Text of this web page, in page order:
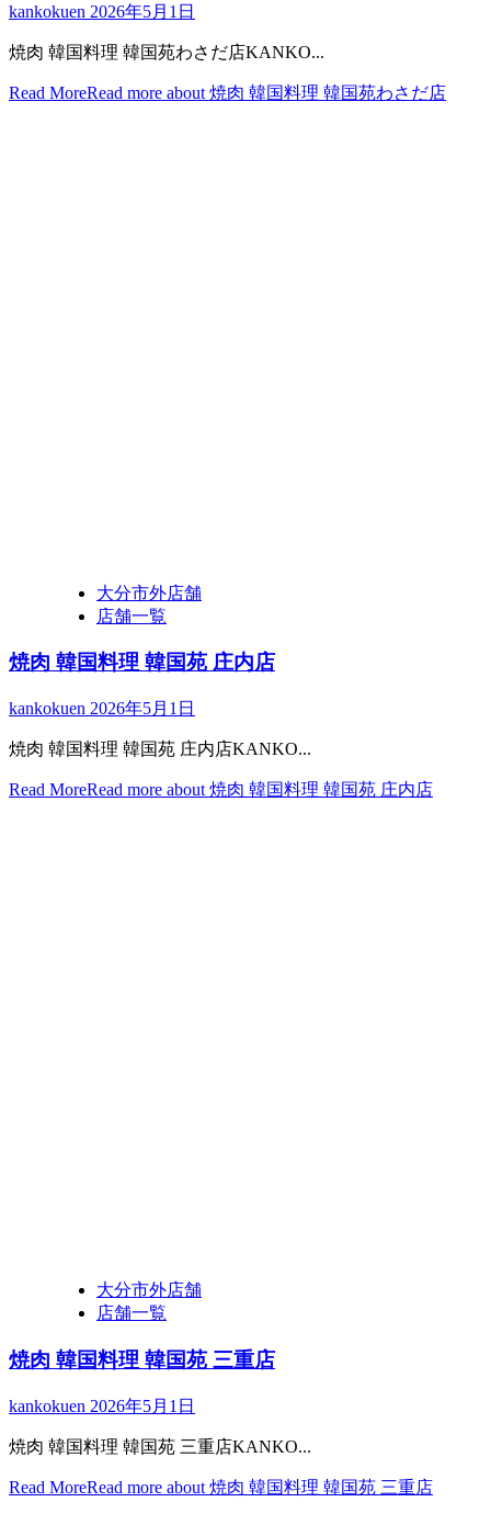
kankokuen 2026年5月1日
焼肉 韓国料理 韓国苑わさだ店KANKO...
Read MoreRead more about 焼肉 韓国料理 韓国苑わさだ店
大分市外店舗
店舗一覧
焼肉 韓国料理 韓国苑 庄内店
kankokuen 2026年5月1日
焼肉 韓国料理 韓国苑 庄内店KANKO...
Read MoreRead more about 焼肉 韓国料理 韓国苑 庄内店
大分市外店舗
店舗一覧
焼肉 韓国料理 韓国苑 三重店
kankokuen 2026年5月1日
焼肉 韓国料理 韓国苑 三重店KANKO...
Read MoreRead more about 焼肉 韓国料理 韓国苑 三重店